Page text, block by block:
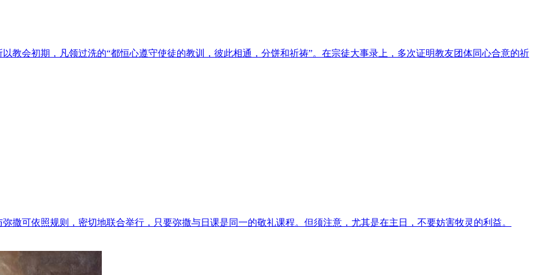
教会初期，凡领过洗的“都恒心遵守使徒的教训，彼此相通，分饼和祈祷”。在宗徒大事录上，多次证明教友团体同心合意的祈
撒可依照规则，密切地联合举行，只要弥撒与日课是同一的敬礼课程。但须注意，尤其是在主日，不要妨害牧灵的利益。